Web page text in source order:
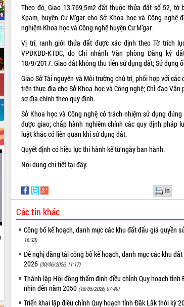
Theo đó, Giao 13.769,5m2 đất thuộc thửa đất số 52,
Kpam, huyện Cư M’gar cho Sở Khoa học và Công
nghiệm Khoa học và Công nghệ huyện Cư M’gar.
Vị trí, ranh giới thửa đất được xác định theo Tờ trích
VPĐKĐĐ-KTĐC, do Chi nhánh Văn phòng Đăng ký
18/9/2017. Giao đất không thu tiền sử dụng đất; Sử dụng
Giao Sở Tài nguyên và Môi trường chủ trì, phối hợp với
trên thực địa cho Sở Khoa học và Công nghệ; Chỉ đạo
sơ địa chính theo quy định.
Sở Khoa học và Công nghệ có trách nhiệm sử dụng
được giao; chấp hành nghiêm chỉnh các quy định pháp
luật khác có liên quan khi sử dụng đất.
Quyết định có hiệu lực thi hành kể từ ngày ban hành.
Nội dung chi tiếttại đây.
In
Các tin khác
Công bố kế hoạch, danh mục các khu đất đấu giá quyền
16:33)
Đề nghị đăng tải công bố kế hoạch, danh mục các khu
2026 (30/06/2026, 11:17)
Thành lập Hội đồng thẩm định điều chỉnh Quy hoạch
nhìn đến năm 2050 (18/05/2026, 07:49)
Triển khai lập điều chỉnh Quy hoạch tỉnh Đắk Lắk thời kỳ